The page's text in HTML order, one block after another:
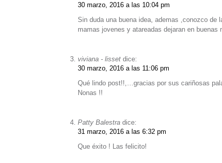
30 marzo, 2016 a las 10:04 pm
Sin duda una buena idea, ademas ,conozco de
mamas jovenes y atareadas dejaran en
viviana - lisset dice:
30 marzo, 2016 a las 11:06 pm
Qué lindo post!!,…gracias por sus cariñosas
Nonas !!
Patty Balestra dice:
31 marzo, 2016 a las 6:32 pm
Que éxito ! Las felicito!